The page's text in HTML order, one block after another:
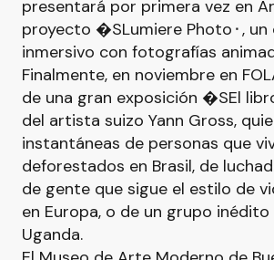
presentará por primera vez en
proyecto �SLumiere Photo⬝, un
inmersivo con fotografías
Finalmente, en noviembre en
de una gran exposición �SEl
del artista suizo Yann Gross,
instantáneas de personas que
deforestados en Brasil, de
de gente que sigue el estilo de
en Europa, o de un grupo
Uganda.